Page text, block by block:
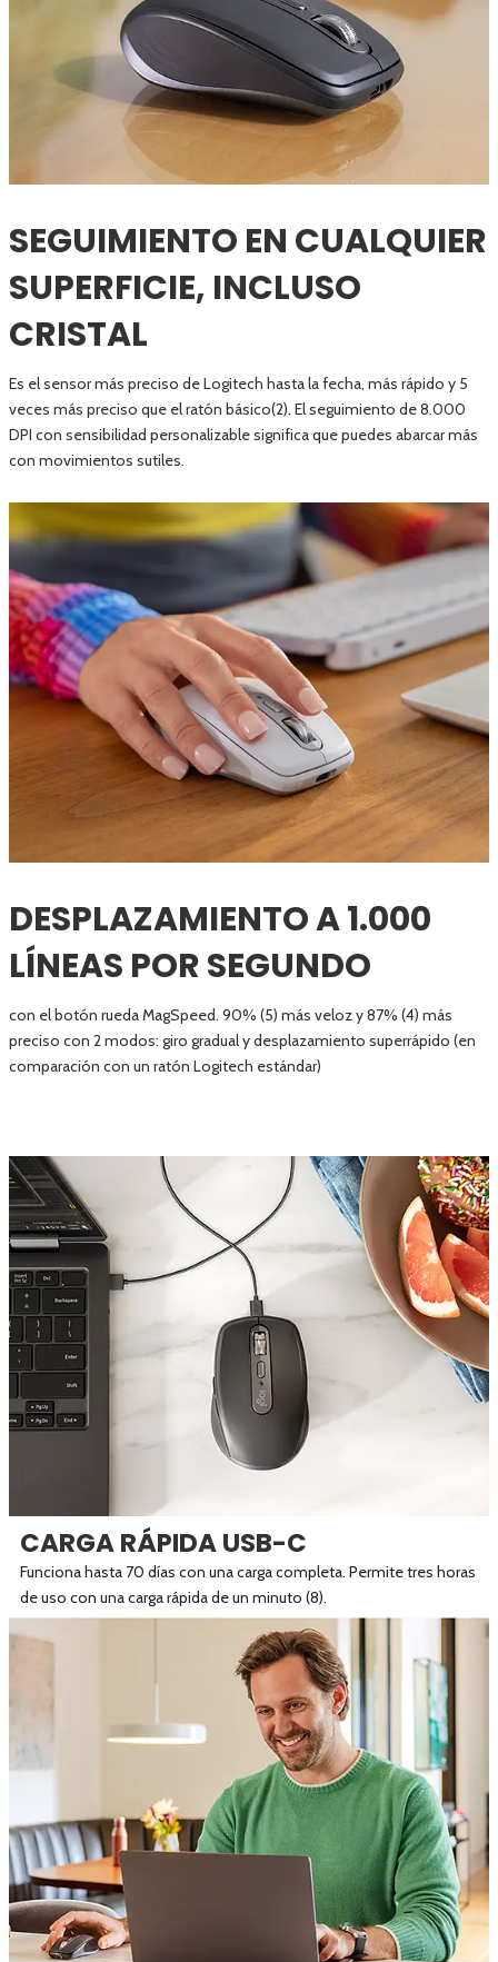
SEGUIMIENTO EN CUALQUIER
SUPERFICIE, INCLUSO
CRISTAL
Es el sensor más preciso de Logitech hasta la fecha, más rápido y 5
veces más preciso que el ratón básico(2). El seguimiento de 8.000
DPI con sensibilidad personalizable significa que puedes abarcar más
con movimientos sutiles.
DESPLAZAMIENTO A 1.000
LÍNEAS POR SEGUNDO
con el botón rueda MagSpeed. 90% (5) más veloz y 87% (4) más
preciso con 2 modos: giro gradual y desplazamiento superrápido (en
comparación con un ratón Logitech estándar)
CARGA RÁPIDA USB-C
Funciona hasta 70 días con una carga completa. Permite tres horas
de uso con una carga rápida de un minuto (8).